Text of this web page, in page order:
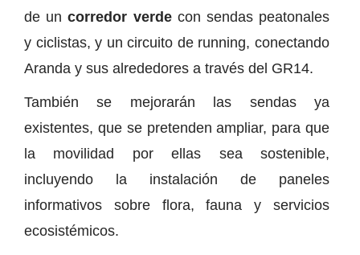
de uncorredor verdecon sendas peatonales
y ciclistas, y un circuito de running, conectando
Aranda y sus alrededores a través del GR14.
También se mejorarán las sendas ya
existentes, que se pretenden ampliar, para que
la movilidad por ellas sea sostenible,
incluyendo la instalación de paneles
informativos sobre flora, fauna y servicios
ecosistémicos.